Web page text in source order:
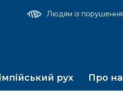
Людям із
рух Про